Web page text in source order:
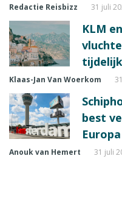
Redactie Reisbizz 31 juli
KLM
Klaas-Jan Van Woerkom
best
Europa
Anouk van Hemert 31 juli